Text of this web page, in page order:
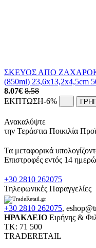
ΣΚΕΥΟΣ ΑΠΟ
(850ml) 23,6x13,2x4,5cm
8.07€ 8.58
ΕΚΠΤΩΣΗ-6%
Ανακαλύψτε
την Τεράστια Ποικιλία
Τα μεταφορικά
Επιστροφές εντός 14
+30 2810 262075
Τηλεφωνικές Παραγγελίες
+30 2810 262075,
ΗΡΑΚΛΕΙΟ Ειρήνης &
ΤΚ: 71 500
TRADERETAIL